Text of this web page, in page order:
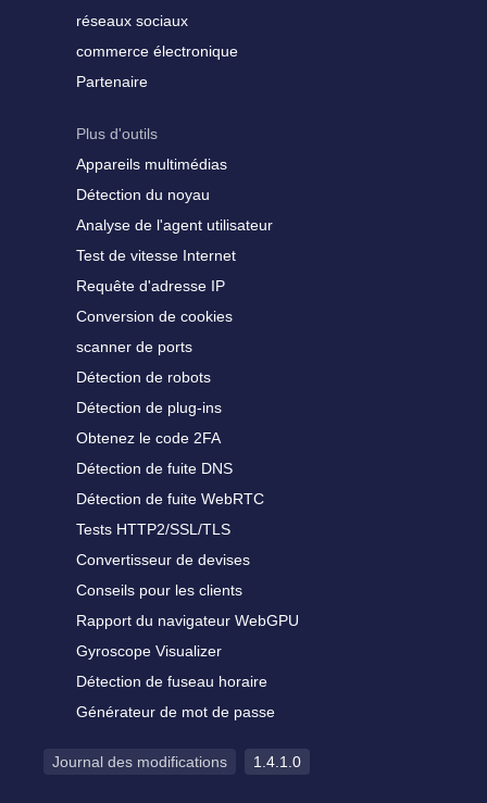
réseaux sociaux
commerce électronique
Partenaire
Plus d'outils
Appareils multimédias
Détection du noyau
Analyse de l'agent utilisateur
Test de vitesse Internet
Requête d'adresse IP
Conversion de cookies
scanner de ports
Détection de robots
Détection de plug-ins
Obtenez le code 2FA
Détection de fuite DNS
Détection de fuite WebRTC
Tests HTTP2/SSL/TLS
Convertisseur de devises
Conseils pour les clients
Rapport du navigateur WebGPU
Gyroscope Visualizer
Détection de fuseau horaire
Générateur de mot de passe
Journal des modifications 1.4.1.0